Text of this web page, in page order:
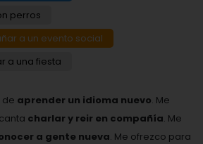
perros
a un evento social
a una fiesta
de aprender un idioma nuevo. Me
charlar y reir en compañía. Me
a gente nueva. Me ofrezco para